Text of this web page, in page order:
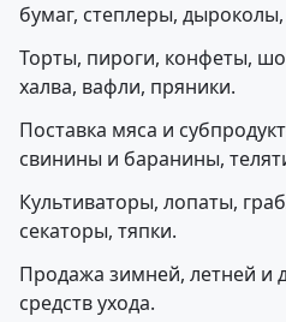
бумаг, степлеры, дыроколы,
Торты, пироги, конфеты,
халва, вафли, пряники.
Поставка мяса и
свинины и баранины,
Культиваторы, лопаты,
секаторы, тяпки.
Продажа зимней, летней и
средств ухода.